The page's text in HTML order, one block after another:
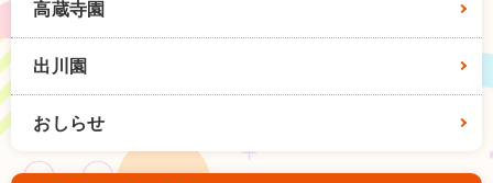
高蔵寺園
出川園
おしらせ